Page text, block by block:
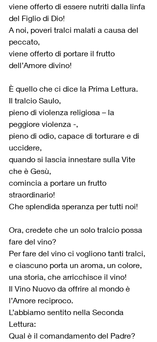
viene offerto di essere nutriti dalla linfa
del Figlio di Dio!
A noi, poveri tralci malati a causa del
peccato,
viene offerto di portare il frutto
dell’Amore divino!
È quello che ci dice la Prima Lettura.
Il tralcio Saulo,
pieno di violenza religiosa – la
peggiore violenza -,
pieno di odio, capace di torturare e di
uccidere,
quando si lascia innestare sulla Vite
che è Gesù,
comincia a portare un frutto
straordinario!
Che splendida speranza per tutti noi!
Ora, credete che un solo tralcio possa
fare del vino?
Per fare del vino ci vogliono tanti tralci,
e ciascuno porta un aroma, un colore,
una storia, che arricchisce il vino!
Il Vino Nuovo da offrire al mondo è
l’Amore reciproco.
L’abbiamo sentito nella Seconda
Lettura:
Qual è il comandamento del Padre?